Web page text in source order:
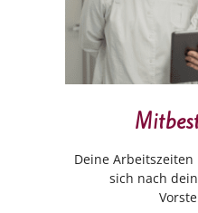
Deine
sich nach